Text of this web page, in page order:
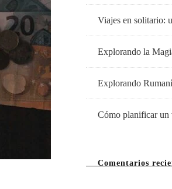
Viajes en solitario:
Explorando la
Explorando
Cómo planificar un
Comentarios